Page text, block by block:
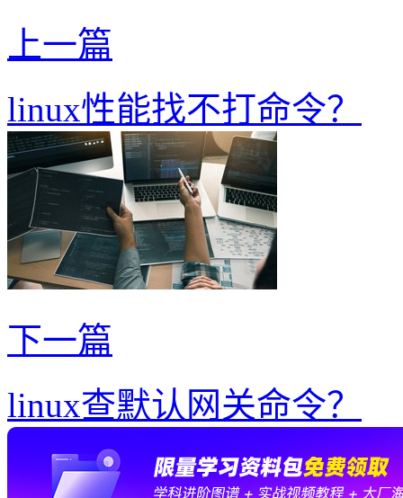
上一篇
linux性能找不打命令？
下一篇
linux查默认网关命令？